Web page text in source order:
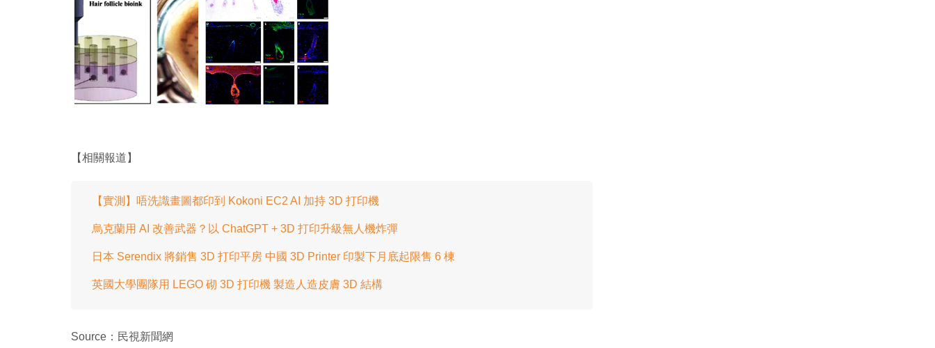
【相關報道】
【實測】唔洗識畫圖都印到 Kokoni EC2 AI 加持 3D 打印機
烏克蘭用 AI 改善武器？以 ChatGPT + 3D 打印升級無人機炸彈
日本 Serendix 將銷售 3D 打印平房 中國 3D Printer 印製下月底起限售 6 棟
英國大學團隊用 LEGO 砌 3D 打印機 製造人造皮膚 3D 結構
Source：民視新聞網